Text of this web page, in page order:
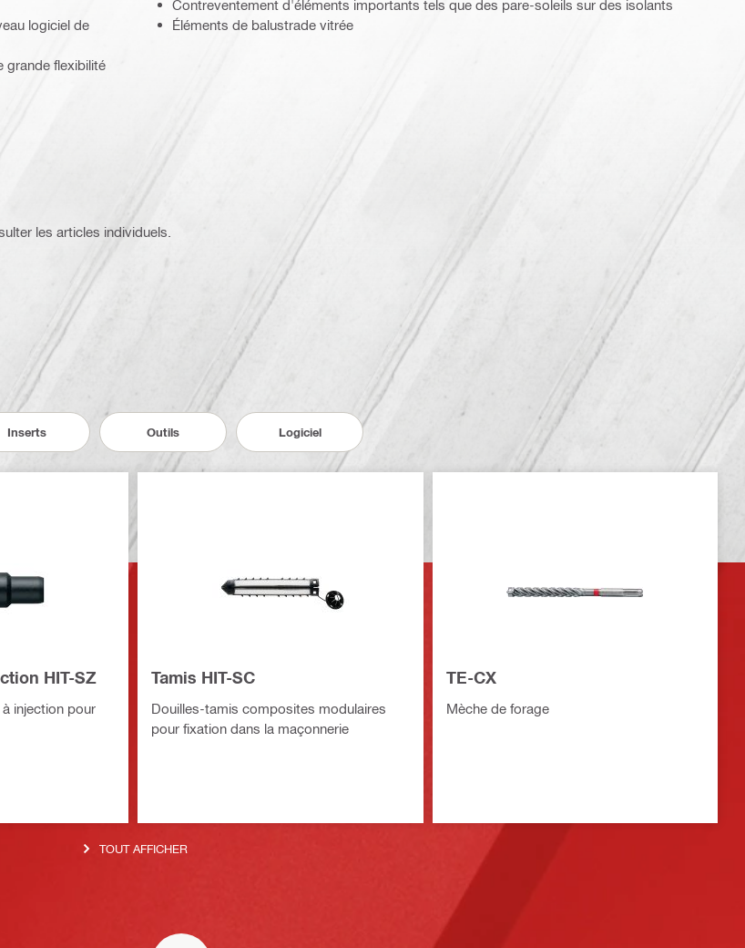
logiciel de
grande flexibilité
Contreventement d'éléments importants tels que des pare-soleils sur des isolants
Éléments de balustrade vitrée
les articles individuels.
Inserts Outils Logiciel
HIT-SZ
injection pour
Tamis HIT-SC
Douilles-tamis composites modulaires
pour fixation dans la maçonnerie
TE-CX
Mèche de forage
TOUT AFFICHER